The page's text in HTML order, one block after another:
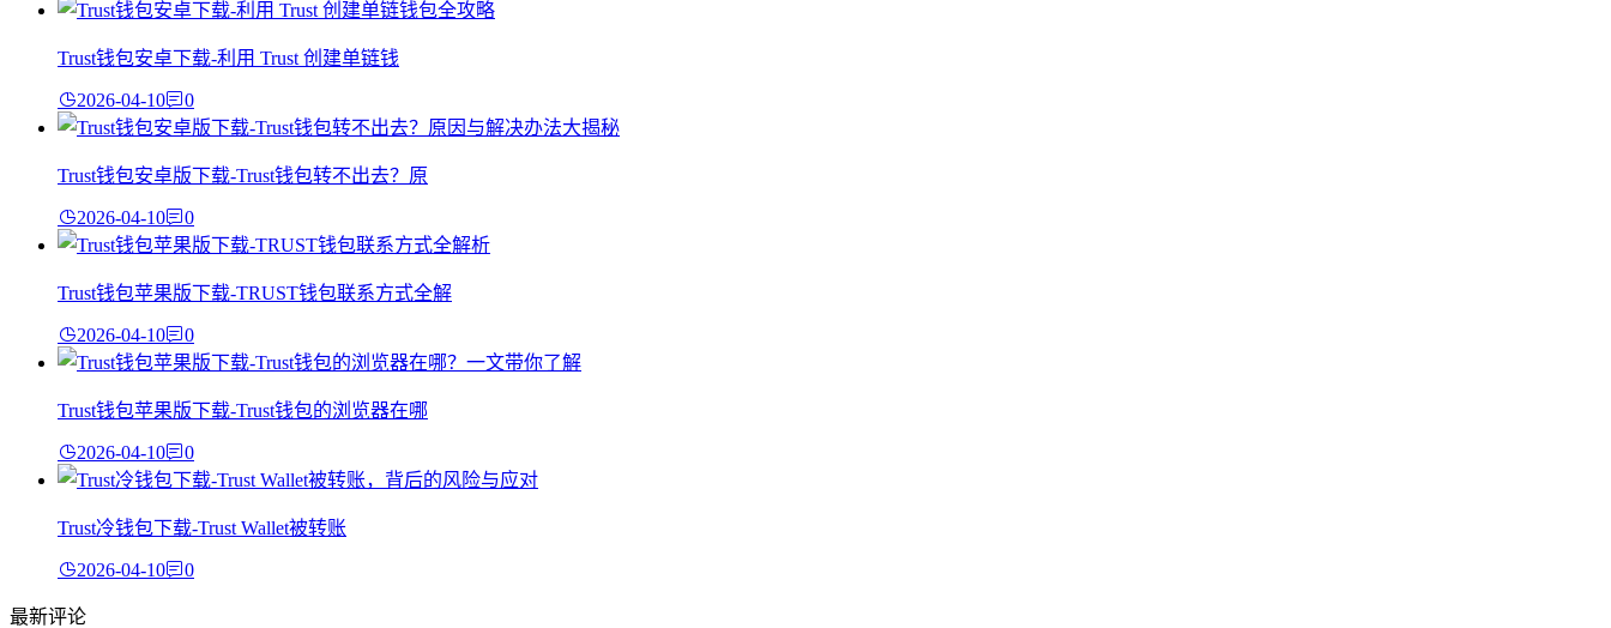
Trust钱包安卓下载-利用 Trust 创建单链钱
2026-04-10 0
Trust钱包安卓版下载-Trust钱包转不出去？原
2026-04-10 0
Trust钱包苹果版下载-TRUST钱包联系方式全解
2026-04-10 0
Trust钱包苹果版下载-Trust钱包的浏览器在哪
2026-04-10 0
Trust冷钱包下载-Trust Wallet被转账
2026-04-10 0
最新评论